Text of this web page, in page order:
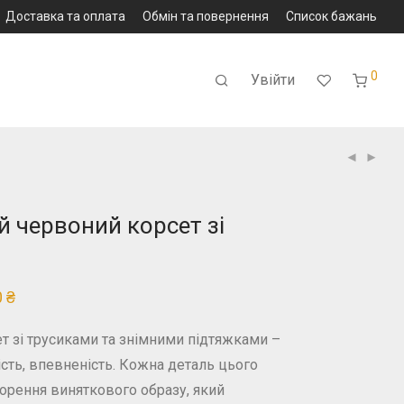
Доставка та оплата Обмін та повернення Список бажань
Увійти 0
червоний корсет зi
₴
трусиками та знімними підтяжками –
впевненість. Кожна деталь цього
виняткового образу, який